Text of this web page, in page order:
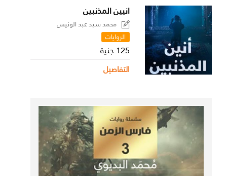
انيين المذنبين
محمد سيد عبد الونيس
الروايات
125 جنية
التفاصيل